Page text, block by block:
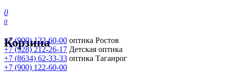
0
0
Корзина
+7 (900) 122-60-00 оптика Ростов
+7 (928) 212-26-17 Детская оптика
+7 (8634) 62-33-33 оптика Таганрог
+7 (900) 122-60-00